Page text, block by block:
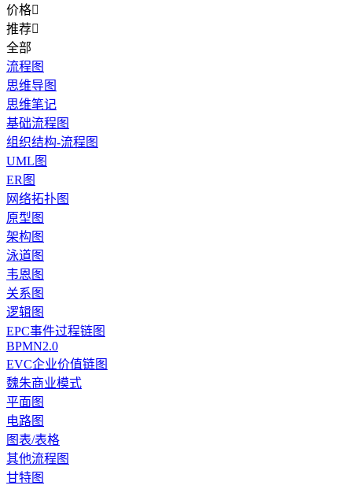
价格
推荐
全部
流程图
思维导图
思维笔记
基础流程图
组织结构-流程图
UML图
ER图
网络拓扑图
原型图
架构图
泳道图
韦恩图
关系图
逻辑图
EPC事件过程链图
BPMN2.0
EVC企业价值链图
魏朱商业模式
平面图
电路图
图表/表格
其他流程图
甘特图